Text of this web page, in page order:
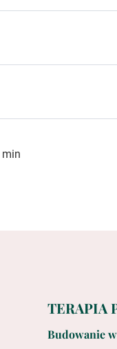
TERAPIA
Budowanie